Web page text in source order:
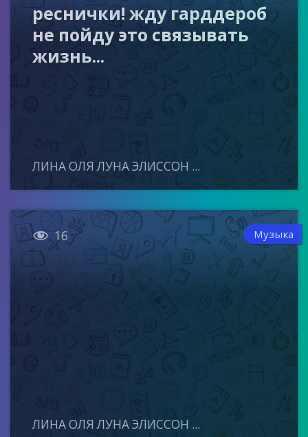
реснички! жду гарддероб
не пойду это связывать
жизнь...
ЛИНА ОЛЯ ЛУНА ЭЛИССОН ...
 16 Музыка
ЛИНА ОЛЯ ЛУНА ЭЛИССОН ...